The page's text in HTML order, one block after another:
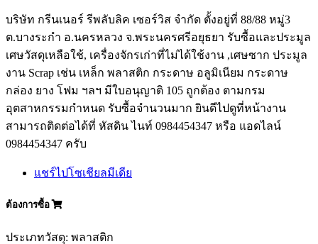
บริษัท กรีนเนอร์ รีพลับลิค เซอร์วิส จำกัด ตั้งอยู่ที่ 88/88 หมู่3
ต.บางระกำ อ.นครหลวง จ.พระนครศรีอยุธยา รับซื้อและประมูล
เศษวัสดุเหลือใช้, เครื่องจักรเก่าที่ไม่ได้ใช้งาน ,เศษซาก ประมูล
งาน Scrap เช่น เหล็ก พลาสติก กระดาษ อลูมิเนียม กระดาษ
กล่อง ยาง โฟม ฯลฯ มีใบอนุญาติ 105 ถูกต้อง ตามกรม
อุตสาหกรรมกำหนด รับซื้อจำนวนมาก ยินดีไปดูที่หน้างาน
สามารถติดต่อได้ที่ หัสดิน ไนท์ 0984454347 หรือ แอดไลน์
0984454347 ครับ
แชร์ไปโซเชียลมีเดีย
ต้องการซื้อ
ประเภทวัสดุ: พลาสติก